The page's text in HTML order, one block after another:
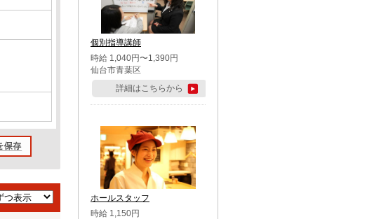
個別指導講師
時給 1,040円〜1,390円
仙台市青葉区
詳細はこちらから
ホールスタッフ
時給 1,150円